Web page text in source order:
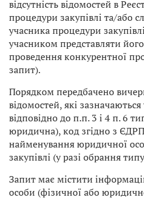
відсутність відомостей в
процедури закупівлі та/або
учасника процедури
учасником представляти
проведення конкурентної
запит).
Порядком передбачено
відомостей, які
відповідно до п.п. 3 і 4 п. 6
юридична), код згідно з
найменування юридичної
закупівлі (у разі обрання
Запит має містити
особи (фізичної або